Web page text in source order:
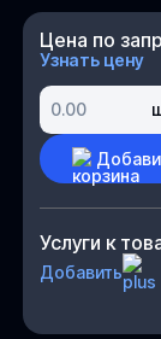
Цена по
Узнать цену
Услуги к
Добавить